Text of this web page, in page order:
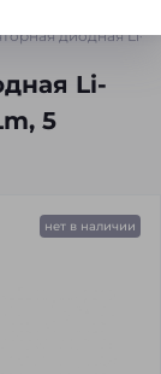
диодная Li-
Li-
5
нет в наличии